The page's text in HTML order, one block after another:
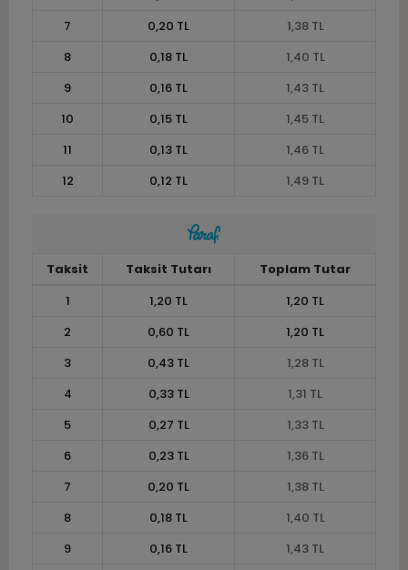
7
0,20 TL
1,38 TL
8
0,18 TL
1,40 TL
9
0,16 TL
1,43 TL
10
0,15 TL
1,45 TL
11
0,13 TL
1,46 TL
12
0,12 TL 1,49 TL
Taksit Taksit Tutarı
Toplam Tutar
1
1,20 TL
1,20 TL
2
0,60 TL
1,20 TL
3
0,43 TL
1,28 TL
4
0,33 TL
1,31 TL
5
0,27 TL
1,33 TL
6
0,23 TL
1,36 TL
7
0,20 TL
1,38 TL
8
0,18 TL
1,40 TL
9
0,16 TL
1,43 TL